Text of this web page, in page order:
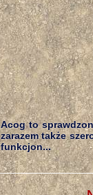
Acog to
zarazem także
funkcjon...